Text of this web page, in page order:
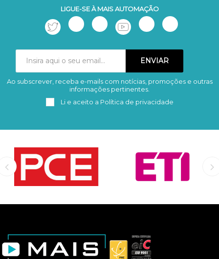
LIGUE-SE À MAIS AUTOMAÇÃO
Subscrever Remover
Ao subscrever, receba e-mails com notícias, promoções e outras
informações pertinentes.
Li e aceito a Política de privacidade